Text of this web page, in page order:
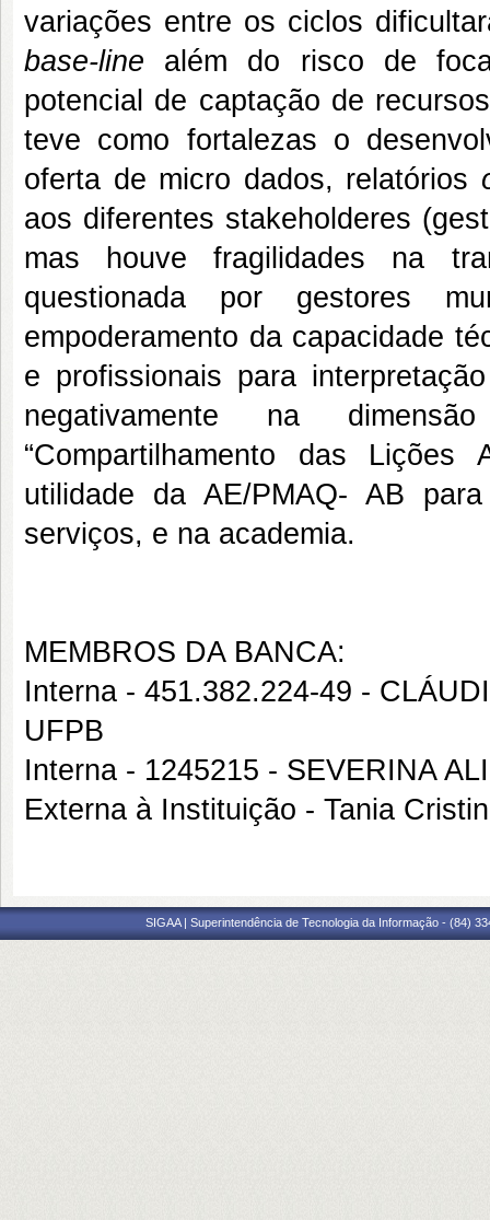
variações entre os ciclos
base-line além do risco de
potencial de captação de
teve como fortalezas o
oferta de micro dados, relatórios
aos diferentes stakeholderes
mas houve fragilidades na
questionada por gestores
empoderamento da capacidade
e profissionais para
negativamente na
“Compartilhamento das
utilidade da AE/PMAQ- AB
serviços, e na academia.
MEMBROS DA BANCA:
Interna - 451.382.224-49 -
UFPB
Interna - 1245215 - SEVERINA
Externa à Instituição - Tania
SIGAA | Superintendência de Tecnologia da Informação - (84)